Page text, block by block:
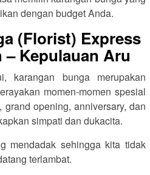
dengan budget Anda.
(Florist) Express
Kepulauan Aru
karangan bunga merupakan
momen-momen spesial
opening, anniversary, dan
simpati dan dukacita.
mendadak sehingga kita tidak
terlambat.